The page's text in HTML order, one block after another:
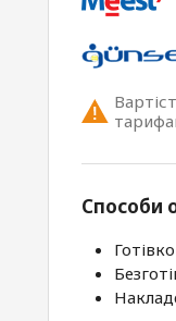
Способи